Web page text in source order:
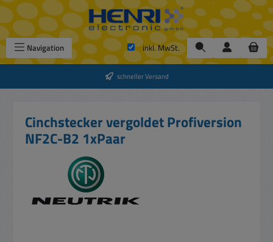
Zum Hauptinhalt springen
Navigation inkl. MwSt.
schneller Versand
Cinchstecker vergoldet Profiversion
NF2C-B2 1xPaar